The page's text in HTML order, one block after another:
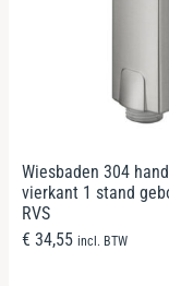
Wiesbaden 304
vierkant 1 stand
RVS
€ 34,55 incl. BTW